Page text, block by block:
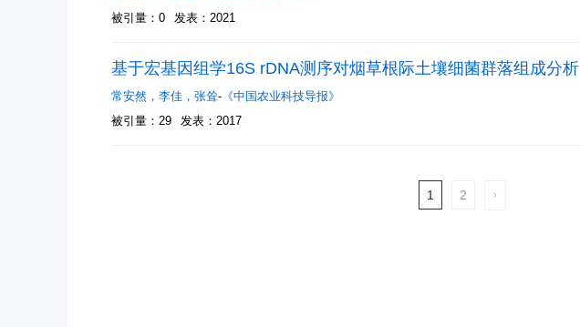
被引量：0
发表：2021
基于宏基因组学16S rDNA测序对烟草根际土壤细菌群落组成分析
常安然 ， 李佳 ， 张耸- 《中国农业科技导报》
被引量：29
发表：2017
1 2 